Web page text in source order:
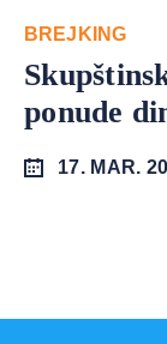
BREJKING
ponude
17. MAR.